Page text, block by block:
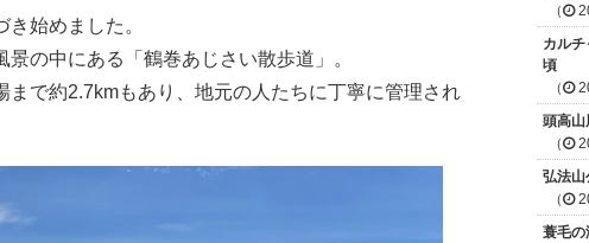
始めました。
の中にある「鶴巻あじさい散歩道」。
で約2.7kmもあり、地元の人たちに丁寧に管理され
（
カル
頃
（
頭高山
（
弘法山
（
蓑毛の